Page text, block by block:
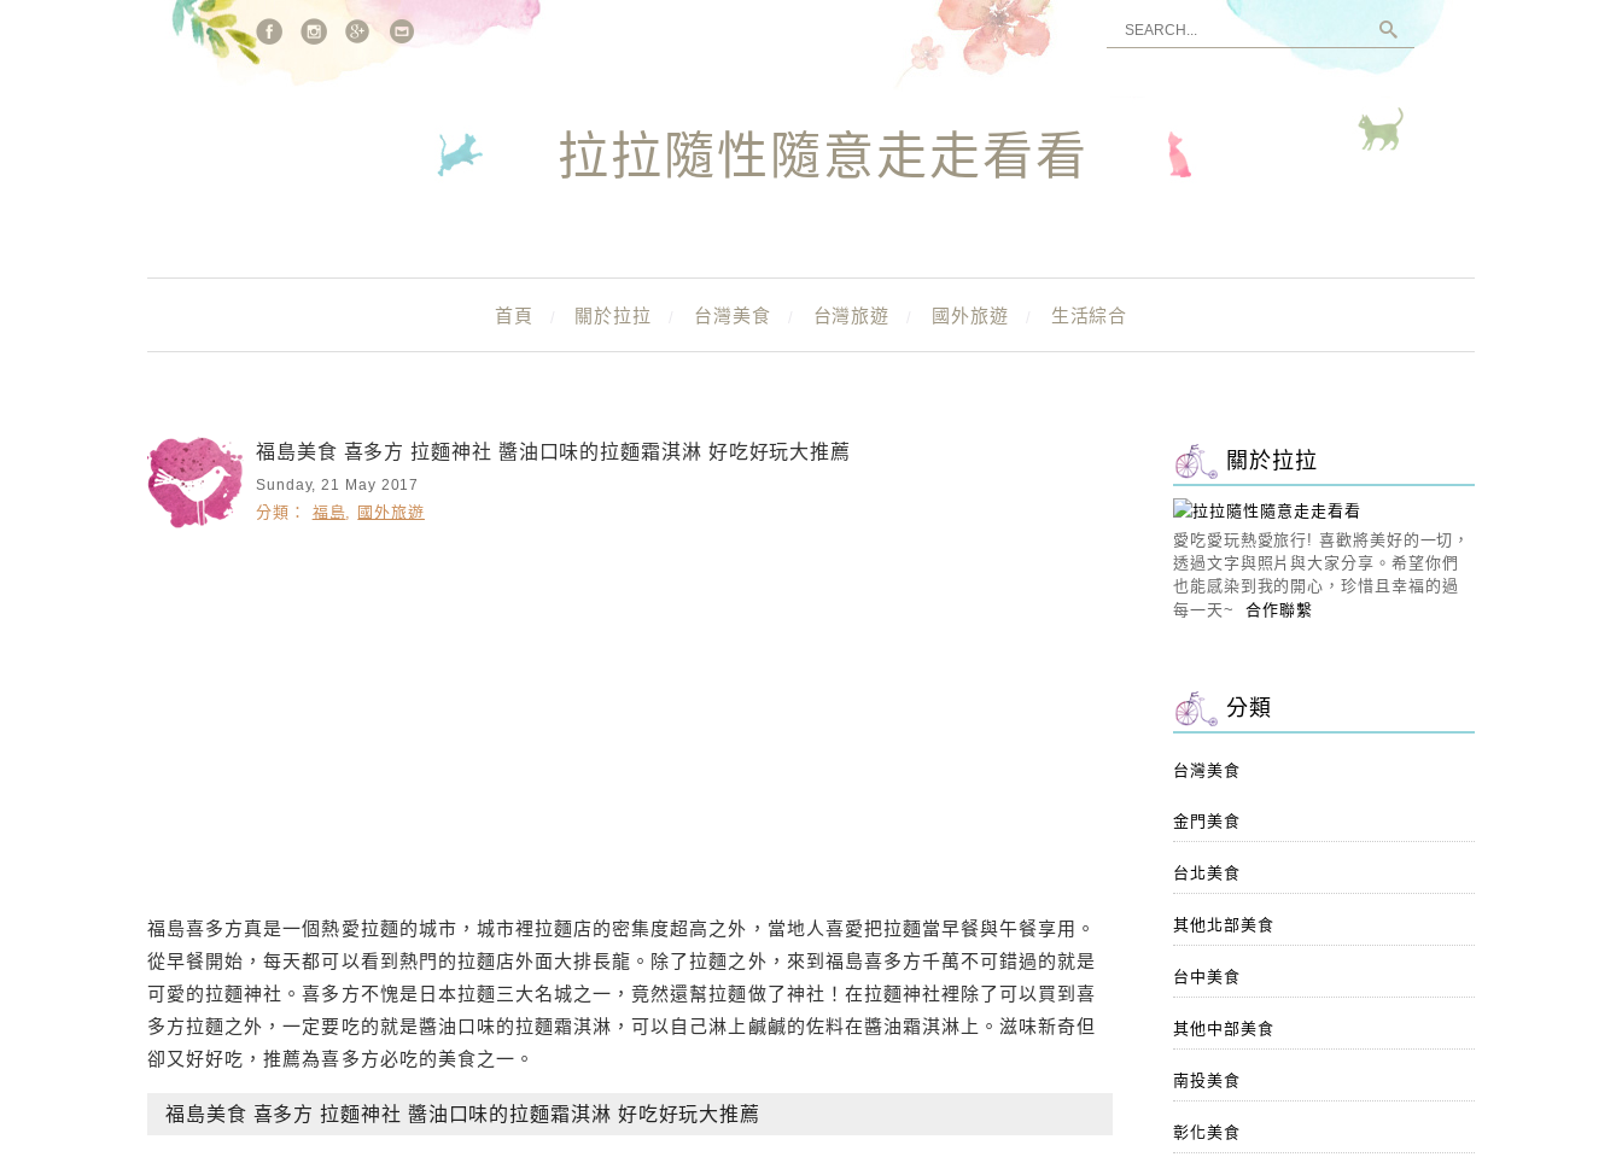
站內搜尋
拉拉隨性隨意走走看看
首頁 關於拉拉 台灣美食 台灣旅遊 國外旅遊 生活綜合
福島美食 喜多方 拉麵神社 醬油口味的拉麵霜淇淋 好吃好玩大推薦
Sunday, 21 May 2017
分類： 福島, 國外旅遊
福島喜多方真是一個熱愛拉麵的城市，城市裡拉麵店的密集度超高之外，當地人喜愛把拉麵當早餐與午餐享用。
從早餐開始，每天都可以看到熱門的拉麵店外面大排長龍。除了拉麵之外，來到福島喜多方千萬不可錯過的就是
可愛的拉麵神社。喜多方不愧是日本拉麵三大名城之一，竟然還幫拉麵做了神社！在拉麵神社裡除了可以買到喜
多方拉麵之外，一定要吃的就是醬油口味的拉麵霜淇淋，可以自己淋上鹹鹹的佐料在醬油霜淇淋上。滋味新奇但
卻又好好吃，推薦為喜多方必吃的美食之一。
福島美食 喜多方 拉麵神社 醬油口味的拉麵霜淇淋 好吃好玩大推薦
關於拉拉
愛吃愛玩熱愛旅行! 喜歡將美好的一切，
透過文字與照片與大家分享。希望你們
也能感染到我的開心，珍惜且幸福的過
每一天~合作聯繫
分類
台灣美食
金門美食
台北美食
其他北部美食
台中美食
其他中部美食
南投美食
彰化美食